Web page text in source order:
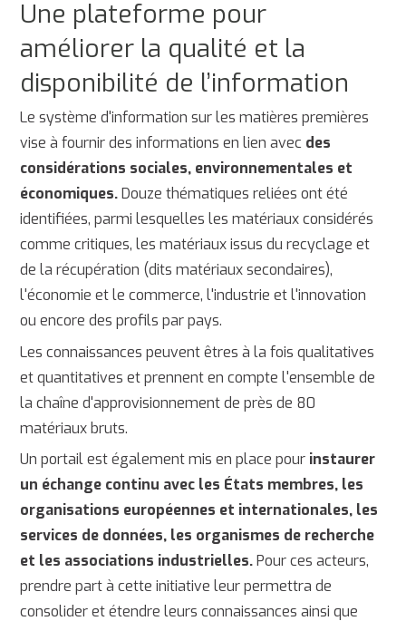
Une plateforme pour
améliorer la qualité et la
disponibilité de l’information
Le système d'information sur les matières premières
vise à fournir des informations en lien avec des
considérations sociales, environnementales et
économiques.Douze thématiques reliées ont été
identifiées, parmi lesquelles les matériaux considérés
comme critiques, les matériaux issus du recyclage et
de la récupération (dits matériaux secondaires),
l'économie et le commerce, l'industrie et l'innovation
ou encore des profils par pays.
Les connaissances peuvent êtres à la fois qualitatives
et quantitatives et prennent en compte l'ensemble de
la chaîne d'approvisionnement de près de 80
matériaux bruts.
Un portail est également mis en place pour instaurer
un échange continu avec les États membres, les
organisations européennes et internationales, les
services de données, les organismes de recherche
et les associations industrielles.Pour ces acteurs,
prendre part à cette initiative leur permettra de
consolider et étendre leurs connaissances ainsi que